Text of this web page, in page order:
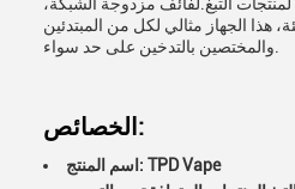
هذا الجهاز مثالي لكل من المبتدئين
الخصائص:
اسم المنتج: TPD Vape